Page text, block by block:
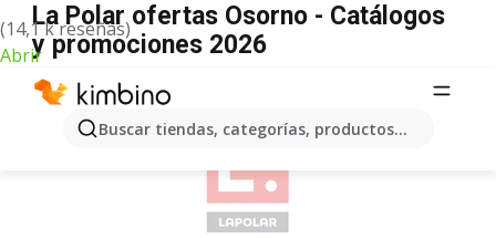
(14,1 k reseñas)
Abrir
Buscar tiendas, categorías, productos...
La Polar ofertas Osorno - Catálogos
y promociones 2026